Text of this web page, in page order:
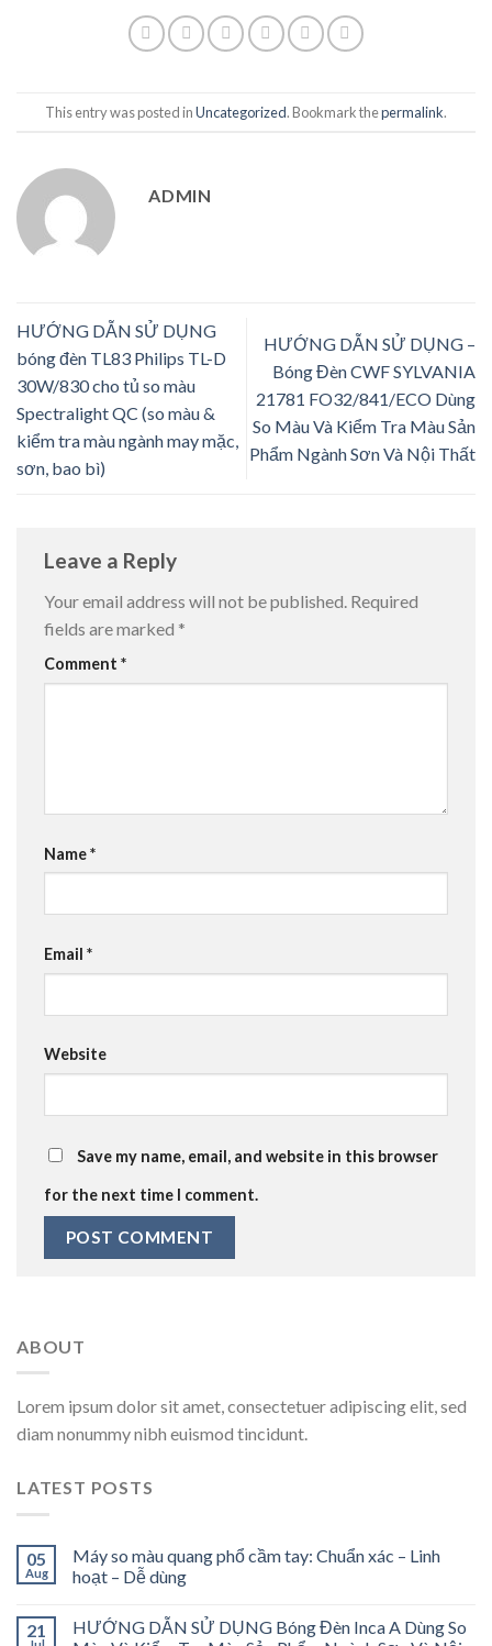
This entry was posted inUncategorized. Bookmark thepermalink.
ADMIN
HƯỚNG DẪN SỬ DỤNG
bóng đèn TL83 Philips TL-D
30W/830 cho tủ so màu
Spectralight QC (so màu &
kiểm tra màu ngành may mặc,
sơn, bao bì)
HƯỚNG DẪN SỬ DỤNG –
Bóng Đèn CWF SYLVANIA
21781 FO32/841/ECO Dùng
So Màu Và Kiểm Tra Màu Sản
Phẩm Ngành Sơn Và Nội Thất
Leave a Reply
Your email address will not be published. Required
fields are marked *
Comment *
Name*
Email *
Website
Save my name, email, and website in this browser
for the next time I comment.
ABOUT
Lorem ipsum dolor sit amet, consectetuer adipiscing elit, sed
diam nonummy nibh euismod tincidunt.
LATEST POSTS
05
Aug
Máy so màu quang phổ cầm tay: Chuẩn xác – Linh
hoạt – Dễ dùng
21
HƯỚNG DẪN SỬ DỤNG Bóng Đèn Inca A Dùng So